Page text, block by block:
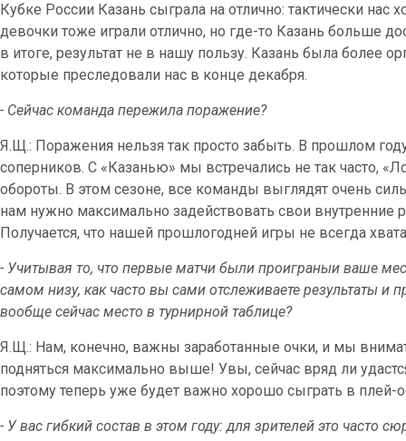
Кубке России Казань сыграла на отлично: тактически
девочки тоже играли отлично, но где-то Казань больше
в итоге, результат не в нашу пользу. Казань была более
которые преследовали нас в конце декабря.
- Сейчас команда пережила поражение?
Я.Щ.: Поражения нельзя так просто забыть. В прошлом
соперников. С «Казанью» мы встречались не так часто,
обороты. В этом сезоне, все команды выглядят очень
нам нужно максимально задействовать свои
Получается, что нашей прошлогодней игры не всегда
- Учитывая то, что первые матчи были проиграныи ваше
самом низу, как часто вы сами отслеживаете результаты и
вообще сейчас место в турнирной таблице?
Я.Щ.: Нам, конечно, важны заработанные очки, и мы
подняться максимально выше! Увы, сейчас вряд ли
поэтому теперь уже будет важно хорошо сыграть в
- У вас гибкий состав в этом году: для зрителей это часто